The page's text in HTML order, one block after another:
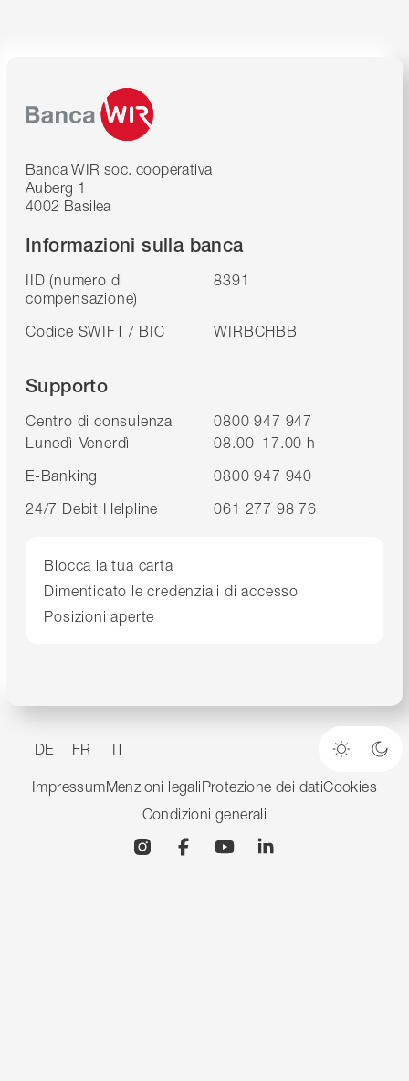
Banca WIR soc. cooperativa
Auberg 1
4002 Basilea
Informazioni sulla banca
IID (numero di
compensazione)
8391
Codice SWIFT / BIC WIRBCHBB
Supporto
Centro di consulenza
0800 947 947
Lunedì-Venerdì
08.00–17.00 h
E-Banking
0800 947 940
24/7 Debit Helpline
061 277 98 76
Blocca la tua carta
Dimenticato le credenziali di accesso
Posizioni aperte
DE FR IT
ImpressumMenzioni legaliProtezione dei datiCookies
Condizioni generali
InstagramFacebookYouTube